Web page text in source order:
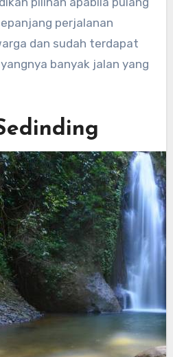
perjalanan
dan sudah terdapat
banyak jalan yang